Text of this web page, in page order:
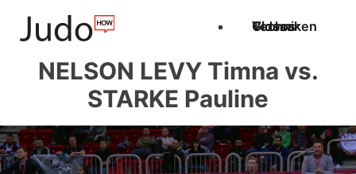
Techniken
Videos
Glossar
NELSON LEVY Timna vs.
STARKE Pauline